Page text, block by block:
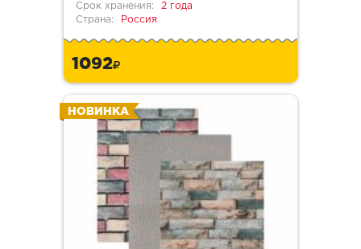
Срок хранения:
2 года
Страна:
Россия
1092
НОВИНКА